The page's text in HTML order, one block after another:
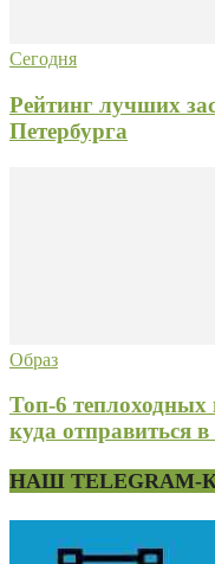
Сегодня
Рейтинг лучших
Петербурга
Образ
Топ-6
куда отправиться
НАШ